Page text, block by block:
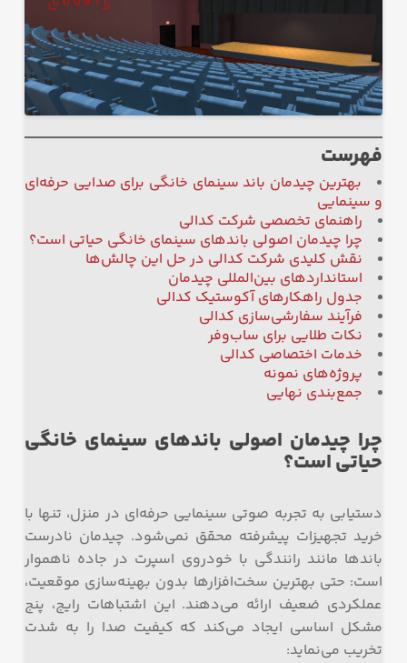
فهرست
بهترین چیدمان باند سینمای خانگی برای صدایی حرفه‌ای
و سینمایی
راهنمای تخصصی شرکت کدالی
چرا چیدمان اصولی باندهای سینمای خانگی حیاتی است؟
نقش کلیدی شرکت کدالی در حل این چالش‌ها
استانداردهای بین‌المللی چیدمان
جدول راهکارهای آکوستیک کدالی
فرآیند سفارشی‌سازی کدالی
نکات طلایی برای ساب‌وفر
خدمات اختصاصی کدالی
پروژه‌های نمونه
جمع‌بندی نهایی
چرا چیدمان اصولی باندهای سینمای خانگی
حیاتی است؟
دستیابی به تجربه صوتی سینمایی حرفه‌ای در منزل، تنها با
خرید تجهیزات پیشرفته محقق نمی‌شود. چیدمان نادرست
باندها مانند رانندگی با خودروی اسپرت در جاده ناهموار
است: حتی بهترین سخت‌افزارها بدون بهینه‌سازی موقعیت،
عملکردی ضعیف ارائه می‌دهند. این اشتباهات رایج، پنج
مشکل اساسی ایجاد می‌کند که کیفیت صدا را به شدت
تخریب می‌نماید: